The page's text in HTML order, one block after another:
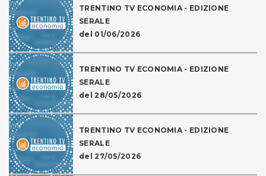
TRENTINO TV ECONOMIA - EDIZIONE
SERALE
del 01/06/2026
TRENTINO TV ECONOMIA - EDIZIONE
SERALE
del 28/05/2026
TRENTINO TV ECONOMIA - EDIZIONE
SERALE
del 27/05/2026